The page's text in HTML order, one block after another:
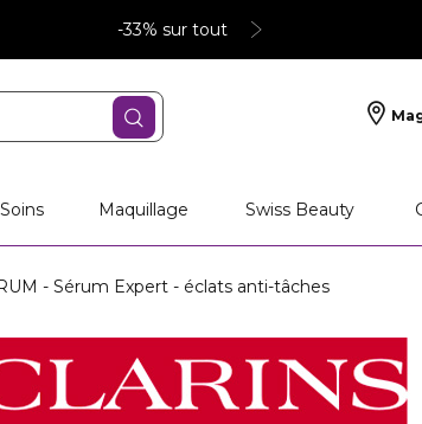
-33% sur tout
Soins Maquillage Swiss Beauty
- Sérum Expert - éclats anti-tâches